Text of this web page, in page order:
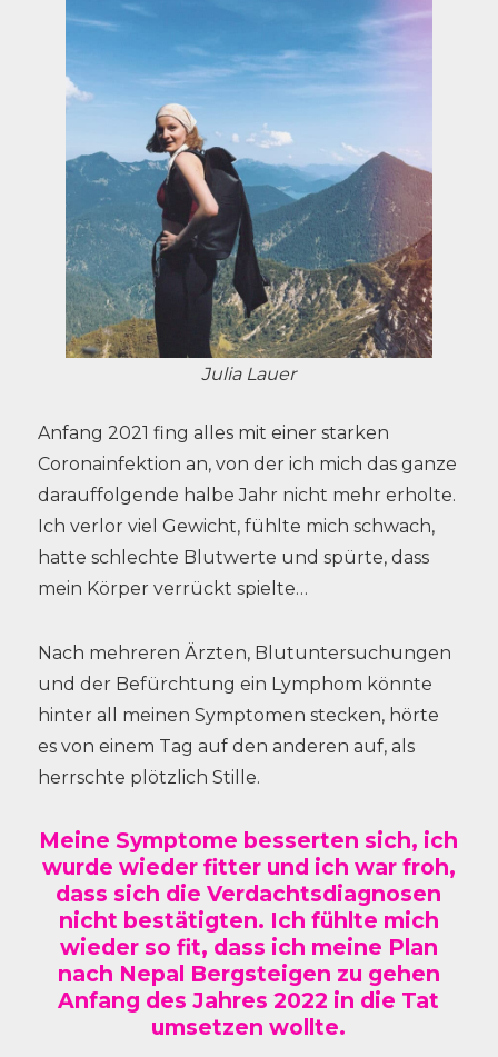
Julia Lauer
Anfang 2021 fing alles mit einer starken
Coronainfektion an, von der ich mich das ganze
darauffolgende halbe Jahr nicht mehr erholte.
Ich verlor viel Gewicht, fühlte mich schwach,
hatte schlechte Blutwerte und spürte, dass
mein Körper verrückt spielte…
Nach mehreren Ärzten, Blutuntersuchungen
und der Befürchtung ein Lymphom könnte
hinter all meinen Symptomen stecken, hörte
es von einem Tag auf den anderen auf, als
herrschte plötzlich Stille.
Meine Symptome besserten sich, ich
wurde wieder fitter und ich war froh,
dass sich die Verdachtsdiagnosen
nicht bestätigten. Ich fühlte mich
wieder so fit, dass ich meine Plan
nach Nepal Bergsteigen zu gehen
Anfang des Jahres 2022 in die Tat
umsetzen wollte.